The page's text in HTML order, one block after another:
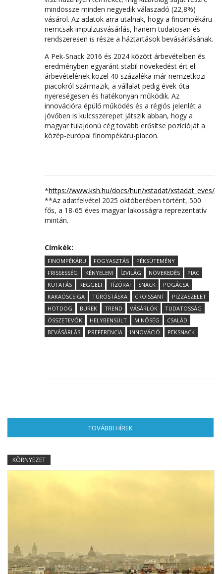
mindössze minden negyedik válaszadó (22,8%)
vásárol. Az adatok arra utalnak, hogy a finompékáru
nemcsak impulzusvásárlás, hanem tudatosan és
rendszeresen is része a háztartások bevásárlásának.
A Pek-Snack 2016 és 2024 között árbevételben és
eredményben egyaránt stabil növekedést ért el:
árbevételének közel 40 százaléka már nemzetközi
piacokról származik, a vállalat pedig évek óta
nyereségesen és hatékonyan működik. Az
innovációra épülő működés és a régiós jelenlét a
jövőben is kulcsszerepet játszik abban, hogy a
magyar tulajdonú cég tovább erősítse pozícióját a
közép-európai finompékáru-piacon.
*https://www.ksh.hu/docs/hun/xstadat/xstadat_eves/
**Az adatfelvétel 2025 októberében történt, 500
fős, a 18-65 éves magyar lakosságra reprezentatív
mintán.
Címkék:
FINOMPÉKÁRU FOGYASZTÁS
PÉKSÜTEMÉNY
FRISSESSÉG
KÉNYELEM ÍZVILÁG NÖVEKEDÉS
PIAC
KUTATÁS
REGGELI TÍZÓRAI SNACK
POGÁCSA
KAKAÓSCSIGA
TÚRÓSTÁSKA CROISSANT
PIZZASZELET
HOTDOG
BUREK TREND VÁSÁRLÓK
TUDATOSSÁG
ÖSSZETEVŐK
HELYBENSÜLT MINŐSÉG
CSALÁD
BEVÁSÁRLÁS
PREFERENCIA INNOVÁCIÓ PEKSNACK
TOVÁBBI HÍREK
KÖRNYEZET